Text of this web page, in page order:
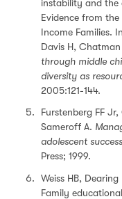
instability and the
Evidence from
Income Families.
Davis H, Chatman
through middle
diversity as
2005:121-144.
Furstenberg FF
Sameroff A.
adolescent success
Press; 1999.
Weiss HB,
Family